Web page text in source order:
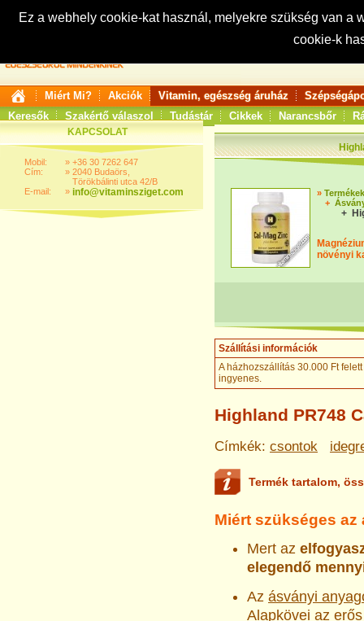
Ez a webhely cookie-kat használ, melyekre szükség van
cookie-k
Keresés:
Miért Mi? Akciók Vitamin, egészség áruház
Keresők
Szakértő válaszol Tudástár Cikkek Narancsbőr
KAPCSOLAT
Mobil:
Cím:
E-mail:
»
»
»
+36 30 7262 647
2040 Budaörs,
Törökbálinti utca 42/B
info@vitaminsziget.com » Termékek
+
+
növényi
Szállítási információk
A házhozszállítás 30.000 Ft felett
ingyenes.
Highland PR748
Címkék: csontok
Termék tartalom,
Miért szükséges
Mert az
elegendő
Az ásványi
Alapkövei az